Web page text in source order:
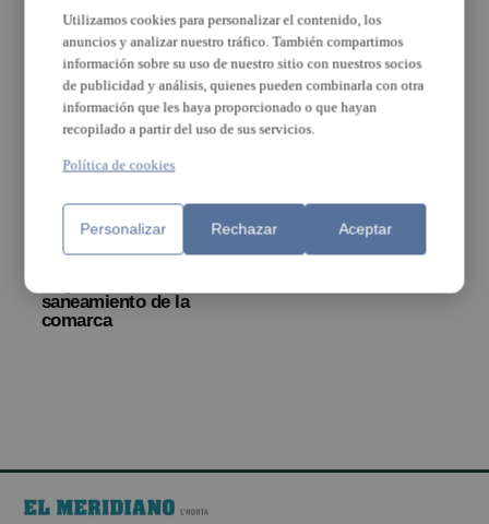
mostrará al vecindario
de Alcàsser la
saneamiento de la
comarca
Utilizamos cookies para personalizar el contenido, los
anuncios y analizar nuestro tráfico. También compartimos
información sobre su uso de nuestro sitio con nuestros socios
de publicidad y análisis, quienes pueden combinarla con otra
información que les haya proporcionado o que hayan
recopilado a partir del uso de sus servicios.
Política de cookies
Personalizar Rechazar Aceptar